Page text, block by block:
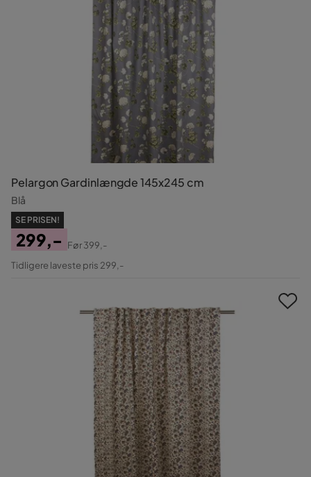
Pelargon Gardinlængde 145x245 cm
Blå
SE PRISEN!
Pris
299,-
Original
Før399,-
Tidligere laveste pris 299,-